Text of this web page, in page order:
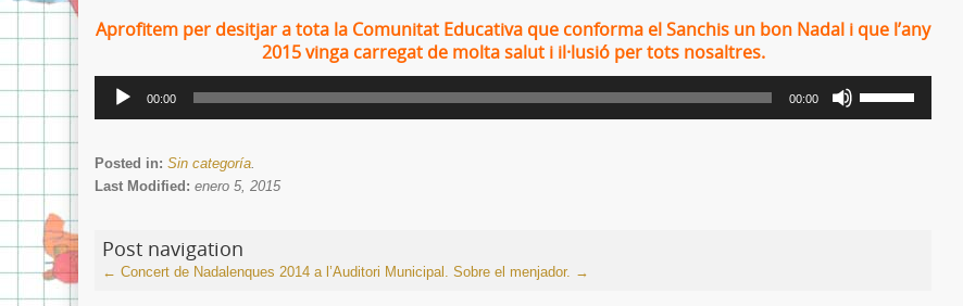
Aprofitem per desitjar a tota la Comunitat Educativa que conforma el Sanchis un bon Nadal i que l’any
2015 vinga carregat de molta salut i il·lusió per tots nosaltres.
Reproductor
00:00 00:00
Posted in: Sin categoría
Last Modified: enero 5, 2015
Post navigation
← Concert de Nadalenques 2014 a l’Auditori Municipal. Sobre el menjador. →